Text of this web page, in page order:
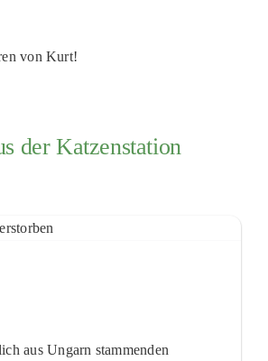
von Kurt!
der Katzenstation
aus Ungarn stammenden